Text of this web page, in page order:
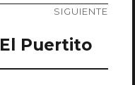
SIGUIENTE
El Puertito